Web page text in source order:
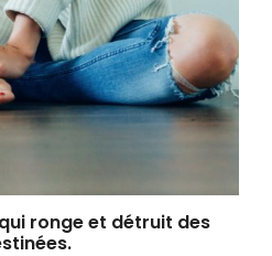
ronge et détruit des